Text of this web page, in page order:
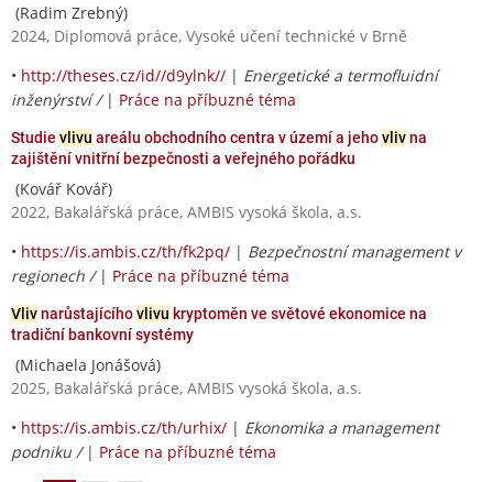
(Radim Zrebný)
2024, Diplomová práce, Vysoké učení technické v Brně
• http://theses.cz/id//d9ylnk// | Energetické a termofluidní
inženýrství / | Práce na příbuzné téma
Studie vlivu areálu obchodního centra v území a jehovlivna
zajištění vnitřní bezpečnosti a veřejného pořádku
(Kovář Kovář)
2022, Bakalářská práce, AMBIS vysoká škola, a.s.
• https://is.ambis.cz/th/fk2pq/ | Bezpečnostní management v
regionech / | Práce na příbuzné téma
Vlivnarůstajícíhovlivu kryptoměn ve světové ekonomice na
tradiční bankovní systémy
(Michaela Jonášová)
2025, Bakalářská práce, AMBIS vysoká škola, a.s.
• https://is.ambis.cz/th/urhix/ | Ekonomika a management
podniku / | Práce na příbuzné téma